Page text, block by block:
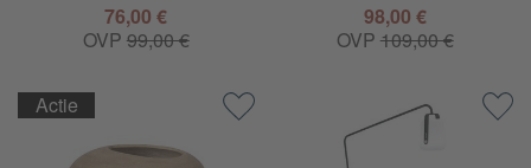
76,00 €
OVP 99,00 €
98,00 €
OVP 109,00 €
Actie